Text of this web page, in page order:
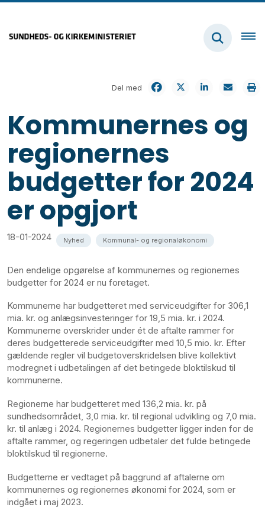
Del med
Kommunernes og
regionernes
budgetter for 2024
er opgjort
18-01-2024 Nyhed Kommunal- og regionaløkonomi
Den endelige opgørelse af kommunernes og regionernes
budgetter for 2024 er nu foretaget.
Kommunerne har budgetteret med serviceudgifter for 306,1
mia. kr. og anlægsinvesteringer for 19,5 mia. kr. i 2024.
Kommunerne overskrider under ét de aftalte rammer for
deres budgetterede serviceudgifter med 10,5 mio. kr. Efter
gældende regler vil budgetoverskridelsen blive kollektivt
modregnet i udbetalingen af det betingede bloktilskud til
kommunerne.
Regionerne har budgetteret med 136,2 mia. kr. på
sundhedsområdet, 3,0 mia. kr. til regional udvikling og 7,0 mia.
kr. til anlæg i 2024. Regionernes budgetter ligger inden for de
aftalte rammer, og regeringen udbetaler det fulde betingede
bloktilskud til regionerne.
Budgetterne er vedtaget på baggrund af aftalerne om
kommunernes og regionernes økonomi for 2024, som er
indgået i maj 2023.